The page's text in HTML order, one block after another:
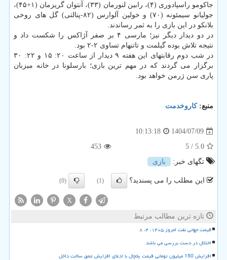
جاکومو راسپادوری (۴)، رابین لنورمان (۳۳)، آنتوان گریزمان (۱+۴۵)،
جولیانو سیمئونه (۷۰) و خولین آلوارس (۸۲-پنالتی) گل های روخی
بلانکو در این بازی را به ثمر رساندند.
در دو دیدار دیگر نیز؛ مارسی ۴ بر صفر آژاکس را شکست داد و
نتیجه تلاش بوده گیلمت و تاتنهام تساوی ۲-۲ بود.
در شب دوم رقابتهای این هفته ۹ دیدار از ساعت ۲۰: ۱۵ و ۲۲: ۳۰
برگزار می گردند که در مهم ترین بازی؛ بارسلونا در خانه میزبان
پاری سن ژرمن خواهد بود.
منبع:كاروخدمت
1404/07/09
10:13:18
5.0
/ 5
453
تگهای خبر:
بازی
این مطلب را می پسندید؟ (1)
(0)
X
تازه ترین مطالب مرتبط
قیمت جهانی نفت امروز ۱۴۰۵، ۴، ۸
اختلال در دست بررسی می باشد
افزایش 150 میلیون تومانی قیمت یخچال با ادعای افزایش عمق ساخت داخل